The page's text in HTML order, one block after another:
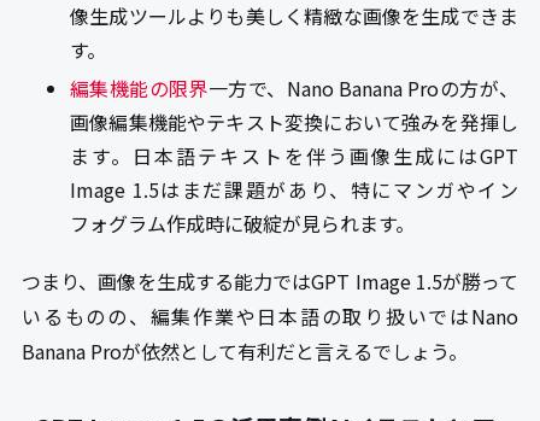
像生成ツールよりも美しく精緻な画像を生成できま
す。
編集機能の限界一方で、Nano Banana Proの方が、
画像編集機能やテキスト変換において強みを発揮し
ます。日本語テキストを伴う画像生成にはGPT
Image 1.5はまだ課題があり、特にマンガやイン
フォグラム作成時に破綻が見られます。
つまり、画像を生成する能力ではGPT Image 1.5が勝って
いるものの、編集作業や日本語の取り扱いではNano
Banana Proが依然として有利だと言えるでしょう。